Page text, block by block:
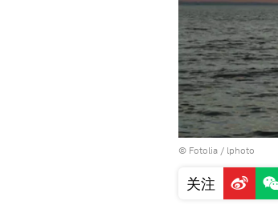
© Fotolia / lphoto
关注